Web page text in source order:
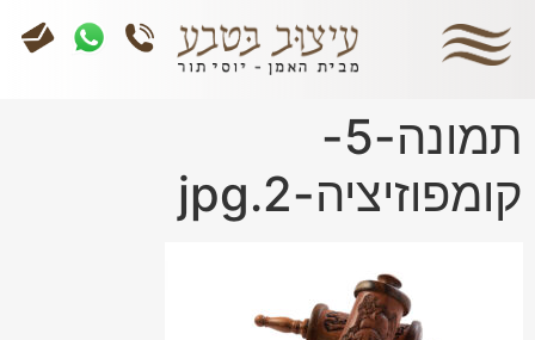
תמונה-5-
קומפוזיציה-2.jpg